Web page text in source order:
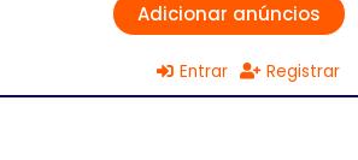
Adicionar anúncios
Entrar Registrar